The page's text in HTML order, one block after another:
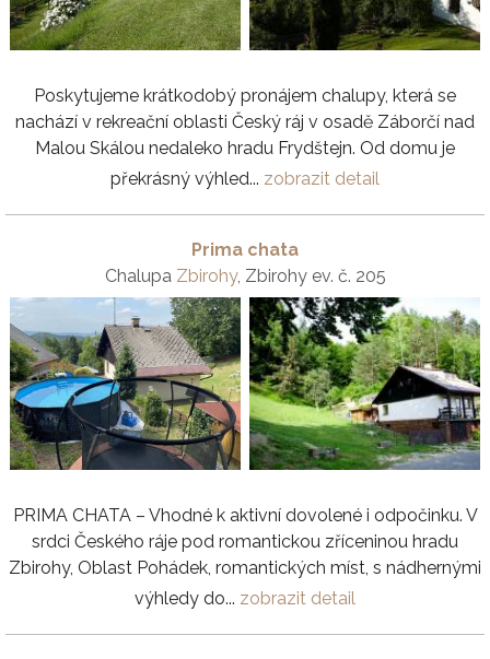
Poskytujeme krátkodobý pronájem chalupy, která se
nachází v rekreační oblasti Český ráj v osadě Záborčí nad
Malou Skálou nedaleko hradu Frydštejn. Od domu je
překrásný výhled... zobrazit detail
Prima chata
Chalupa Zbirohy, Zbirohy ev. č. 205
PRIMA CHATA – Vhodné k aktivní dovolené i odpočinku. V
srdci Českého ráje pod romantickou zříceninou hradu
Zbirohy, Oblast Pohádek, romantických míst, s nádhernými
výhledy do... zobrazit detail